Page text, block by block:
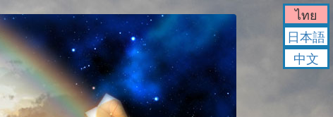
ไทย
日本語
中文